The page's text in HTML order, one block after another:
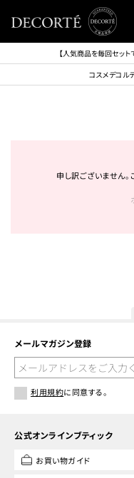
【人気商品を毎回セッ
コスメデコル
申し訳ございません
メールマガジン登録
利用規約に同意する。
公式オンラインブティック
お買い物ガイド